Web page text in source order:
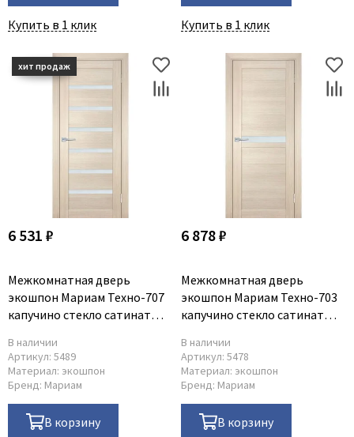
Купить в 1 клик Купить в 1 клик
6 531 ₽
Межкомнатная дверь
экошпон Мариам Техно-707
капучино стекло сатинат
В наличии
Артикул: 5489
Материал: экошпон
Бренд: Мариам
В корзину
6 878 ₽
Межкомнатная дверь
экошпон Мариам Техно-703
капучино стекло сатинат
В наличии
Артикул: 5478
Материал: экошпон
Бренд: Мариам
В корзину